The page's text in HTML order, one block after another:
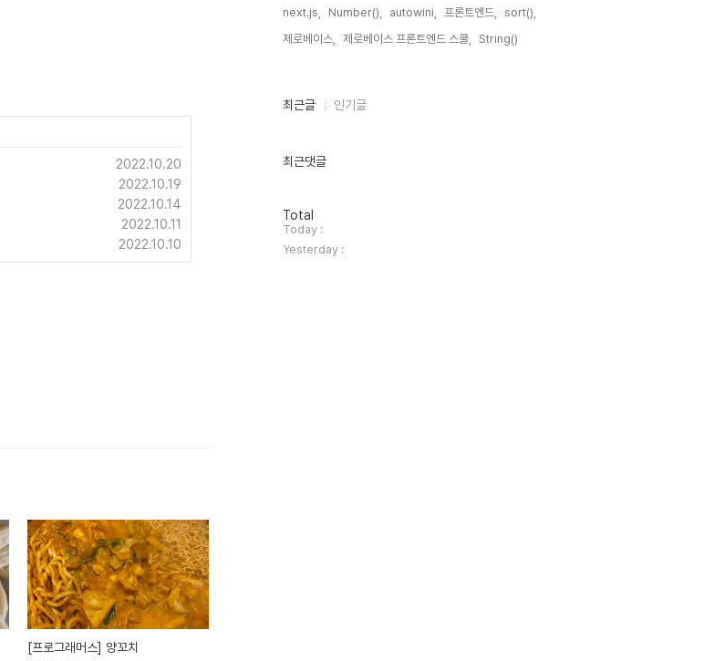
2022.10.20
2022.10.19
2022.10.14
2022.10.11
2022.10.10
[프로그래머스] 양꼬치
next.js,
Number(), autowini, 프론트엔드,
sort(),
제로베이스,
제로베이스 프론트엔드 스쿨, String(),
최
인
최근글 인기글
최근댓글
방
문
자
수
Total
Today :
Yesterday :